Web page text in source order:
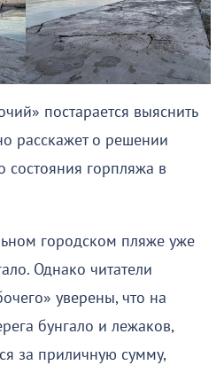
постарается выяснить
расскажет о решении
состояния горпляжа в
городском пляже уже
Однако читатели
уверены, что на
бунгало и лежаков,
за приличную сумму,